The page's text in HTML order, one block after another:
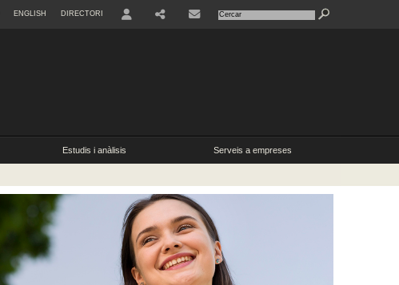
ENGLISH DIRECTORI
Estudis i anàlisis Serveis a empreses